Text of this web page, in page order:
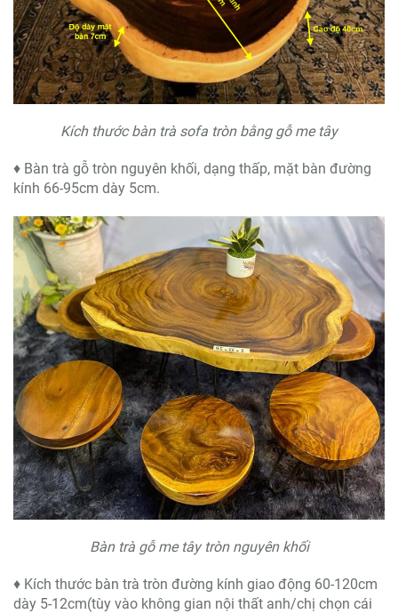
Kích thước bàn trà sofa tròn bằng gỗ me tây
♦ Bàn trà gỗ tròn nguyên khối, dạng thấp, mặt bàn đường
kính 66-95cm dày 5cm.
Bàn trà gỗ me tây tròn nguyên khối
♦ Kích thước bàn trà tròn đường kính giao động 60-120cm
dày 5-12cm(tùy vào không gian nội thất anh/chị chọn cái